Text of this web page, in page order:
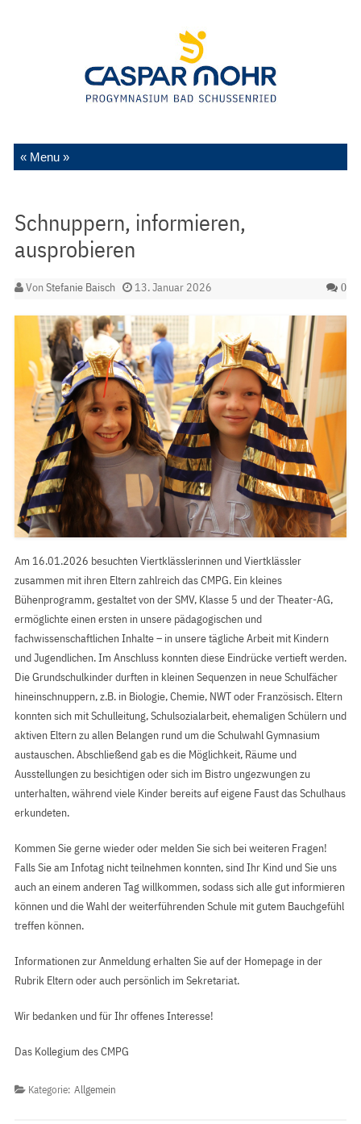
Zum Inhalt springen
Schnuppern, informieren,
ausprobieren
VonStefanie Baisch 13. Januar 2026 0
Am 16.01.2026 besuchten Viertklässlerinnen und Viertklässler
zusammen mit ihren Eltern zahlreich das CMPG. Ein kleines
Bühenprogramm, gestaltet von der SMV, Klasse 5 und der Theater-AG,
ermöglichte einen ersten in unsere pädagogischen und
fachwissenschaftlichen Inhalte – in unsere tägliche Arbeit mit Kindern
und Jugendlichen. Im Anschluss konnten diese Eindrücke vertieft werden.
Die Grundschulkinder durften in kleinen Sequenzen in neue Schulfächer
hineinschnuppern, z.B. in Biologie, Chemie, NWT oder Französisch. Eltern
konnten sich mit Schulleitung, Schulsozialarbeit, ehemaligen Schülern und
aktiven Eltern zu allen Belangen rund um die Schulwahl Gymnasium
austauschen. Abschließend gab es die Möglichkeit, Räume und
Ausstellungen zu besichtigen oder sich im Bistro ungezwungen zu
unterhalten, während viele Kinder bereits auf eigene Faust das Schulhaus
erkundeten.
Kommen Sie gerne wieder oder melden Sie sich bei weiteren Fragen!
Falls Sie am Infotag nicht teilnehmen konnten, sind Ihr Kind und Sie uns
auch an einem anderen Tag willkommen, sodass sich alle gut informieren
können und die Wahl der weiterführenden Schule mit gutem Bauchgefühl
treffen können.
Informationen zur Anmeldung erhalten Sie auf der Homepage in der
Rubrik Eltern oder auch persönlich im Sekretariat.
Wir bedanken und für Ihr offenes Interesse!
Das Kollegium des CMPG
Kategorie: Allgemein